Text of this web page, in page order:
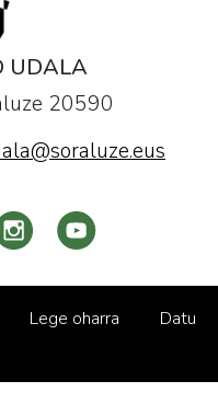
UDALA
20590
Lege oharra
Datu